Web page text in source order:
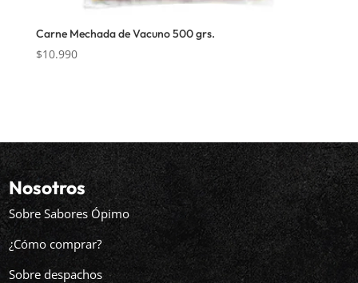
Carne Mechada de Vacuno 500 grs.
$10.990
Nosotros
Sobre Sabores Ópimo
¿Cómo comprar?
Sobre despachos